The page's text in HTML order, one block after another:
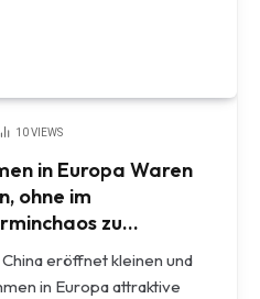
10VIEWS
in Europa Waren
ohne im
zu
eröffnet kleinen und
in Europa attraktive